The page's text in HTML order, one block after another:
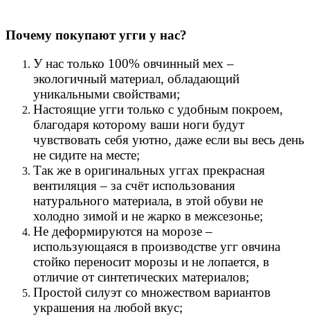
Почему покупают угги у нас?
У нас только 100% овчинный мех –
экологичный материал, обладающий
уникальными свойствами;
Настоящие угги только с удобным покроем,
благодаря которому ваши ноги будут
чувствовать себя уютно, даже если вы весь день
не сидите на месте;
Так же в оригинальных уггах прекрасная
вентиляция – за счёт использования
натурального материала, в этой обуви не
холодно зимой и не жарко в межсезонье;
Не деформируются на морозе –
использующаяся в производстве угг овчина
стойко переносит морозы и не лопается, в
отличие от синтетических материалов;
Простой силуэт со множеством вариантов
украшения на любой вкус;